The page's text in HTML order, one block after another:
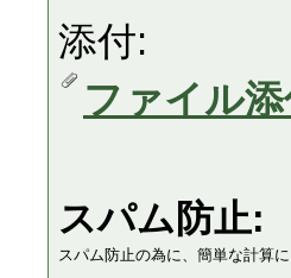
添付:
ファイル添
スパム防止:
スパム防止の為に、簡単な計算に